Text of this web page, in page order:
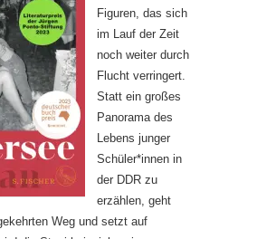
Figuren, das sich
im Lauf der Zeit
noch weiter durch
Flucht verringert.
Statt ein großes
Panorama des
Lebens junger
Schüler*innen in
der DDR zu
erzählen, geht
Weg und setzt auf